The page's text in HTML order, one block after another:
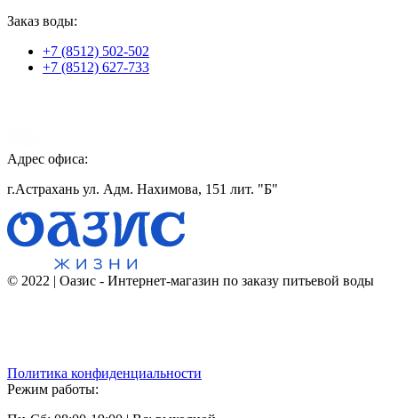
Заказ воды:
+7 (8512) 502-502
+7 (8512) 627-733
Адрес офиса:
г.Астрахань ул. Адм. Нахимова, 151 лит. "Б"
© 2022 | Оазис - Интернет-магазин по заказу питьевой воды
Политика конфиденциальности
Режим работы: